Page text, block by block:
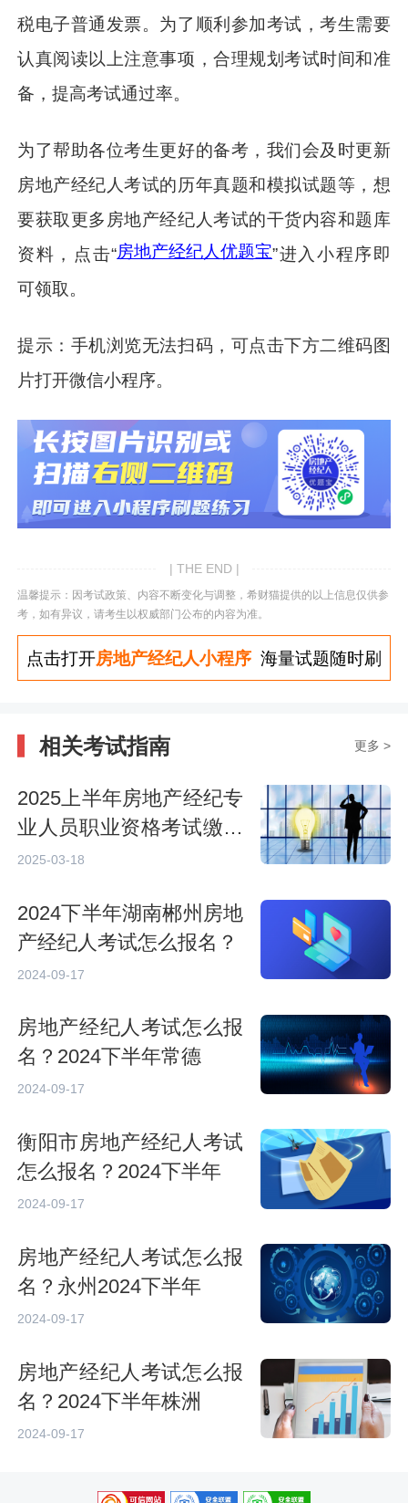
税电子普通发票。为了顺利参加考试，考生需要
认真阅读以上注意事项，合理规划考试时间和准
备，提高考试通过率。
为了帮助各位考生更好的备考，我们会及时更新
房地产经纪人考试的历年真题和模拟试题等，想
要获取更多房地产经纪人考试的干货内容和题库
资料，点击“房地产经纪人优题宝”进入小程序即
可领取。
提示：手机浏览无法扫码，可点击下方二维码图
片打开微信小程序。
| THE END |
温馨提示：因考试政策、内容不断变化与调整，希财猫提供的以上信息仅供参
考，如有异议，请考生以权威部门公布的内容为准。
点击打开房地产经纪人小程序 海量试题随时刷
相关考试指南 更多 >
2025上半年房地产经纪专
业人员职业资格考试缴费
确认
2025-03-18
2024下半年湖南郴州房地
产经纪人考试怎么报名？
2024-09-17
房地产经纪人考试怎么报
名？2024下半年常德
2024-09-17
衡阳市房地产经纪人考试
怎么报名？2024下半年
2024-09-17
房地产经纪人考试怎么报
名？永州2024下半年
2024-09-17
房地产经纪人考试怎么报
名？2024下半年株洲
2024-09-17